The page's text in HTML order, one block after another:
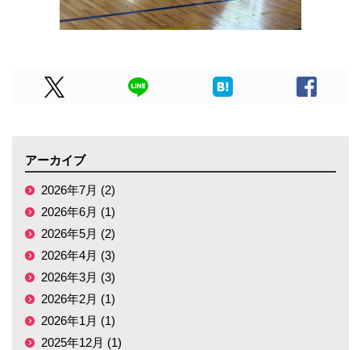
アーカイブ
2026年7月 (2)
2026年6月 (1)
2026年5月 (2)
2026年4月 (3)
2026年3月 (3)
2026年2月 (1)
2026年1月 (1)
2025年12月 (1)